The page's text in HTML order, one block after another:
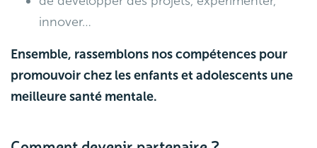
innover…
Ensemble, rassemblons nos compétences pour
promouvoir chez les enfants et adolescents une
meilleure santé mentale.